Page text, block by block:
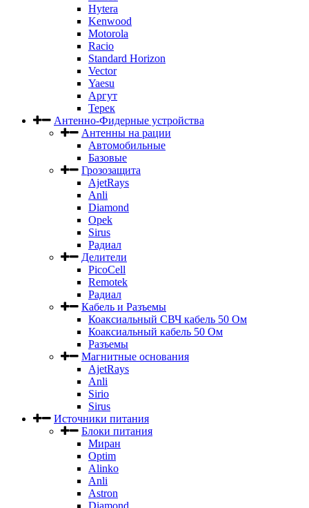
Hytera
Kenwood
Motorola
Racio
Standard Horizon
Vector
Yaesu
Аргут
Терек
Антенно-Фидерные устройства
Антенны на рации
Автомобильные
Базовые
Грозозащита
AjetRays
Anli
Diamond
Opek
Sirus
Радиал
Делители
PicoCell
Remotek
Радиал
Кабель и Разъемы
Коаксиальный СВЧ кабель 50 Ом
Коаксиальный кабель 50 Ом
Разъемы
Магнитные основания
AjetRays
Anli
Sirio
Sirus
Источники питания
Блоки питания
Миран
Optim
Alinko
Anli
Astron
Diamond